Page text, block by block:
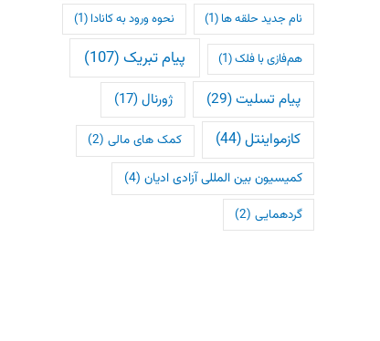
نام جدید حلقه ها (1) نحوه ورود به کانادا (1)
هم‌فازی با فلک(1) پیام تبریک(107)
پیام تسلیت(29) ژورنال(17)
کازمواینتل(44) کمک های مالی(2)
کمیسیون بین المللی آزادی ادیان (4)
گردهمایی (2)